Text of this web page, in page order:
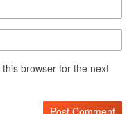
browser for the next